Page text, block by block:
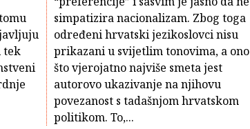
tek
simpatizira nacionalizam. Zbog toga
određeni hrvatski jezikoslovci nisu
prikazani u svijetlim tonovima, a ono
što vjerojatno najviše smeta jest
autorovo ukazivanje na njihovu
povezanost s tadašnjom hrvatskom
politikom. To,...